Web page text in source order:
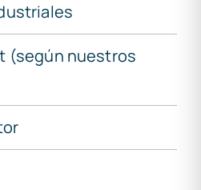
(según nuestros